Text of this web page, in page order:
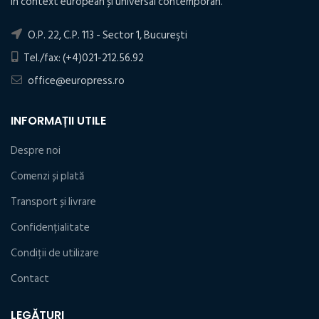
O.P. 22, C.P. 113 - Sector 1, Bucureşti
Tel./fax: (+4)021-212.56.92
office@europress.ro
INFORMAȚII UTILE
Despre noi
Comenzi și plată
Transport și livrare
Confidențialitate
Condiţii de utilizare
Contact
LEGĂTURI